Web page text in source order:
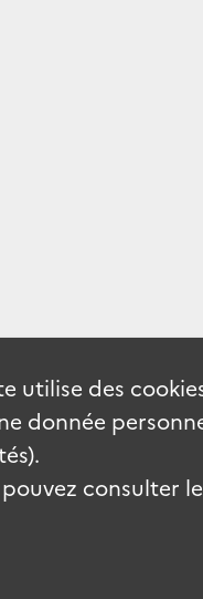
utilise des
donnée
consulter